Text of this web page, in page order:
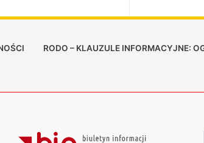
RODO – KLAUZULE INFORMACYJNE: